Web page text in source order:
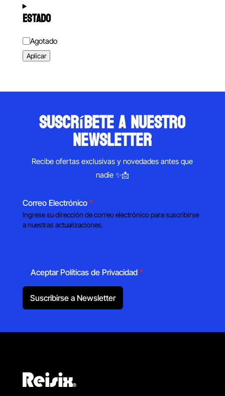
ESTADO
Estado
Agotado
Aplicar
suscríbete a nuestro
newsletter
Recibe ofertas exclusivas y novedades antes que
nadie ✨📩
Correo Electrónico *
Ingrese su dirección de correo electrónico para suscribirse
a nuestras actualizaciones.
Aceptar Políticas de Privacidad *
Suscribirse a Newsletter